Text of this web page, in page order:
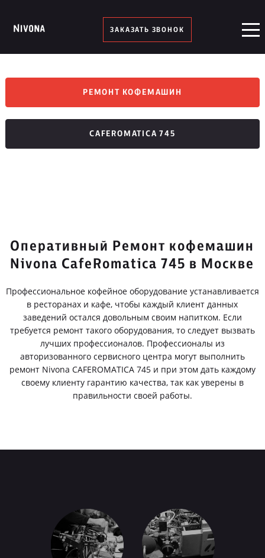
ЗАКАЗАТЬ ЗВОНОК
РЕМОНТ КОФЕМАШИН
CAFEROMATICA 745
Оперативный Ремонт кофемашин
Nivona CafeRomatica 745 в Москве
Профессиональное кофейное оборудование устанавливается
в ресторанах и кафе, чтобы каждый клиент данных
заведений остался довольным своим напитком. Если
требуется ремонт такого оборудования, то следует вызвать
лучших профессионалов. Профессионалы из
авторизованного сервисного центра могут выполнить
ремонт Nivona CAFEROMATICA 745 и при этом дать каждому
своему клиенту гарантию качества, так как уверены в
правильности своей работы.